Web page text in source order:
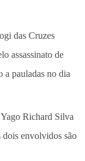
das Cruzes
assassinato de
a pauladas no dia
Richard Silva
envolvidos são